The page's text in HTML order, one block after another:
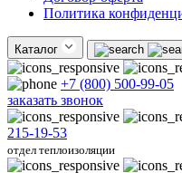
Политика
Каталог
+7 (800) 500-99-05
заказать звонок
215-19-53
отдел теплоизоляции